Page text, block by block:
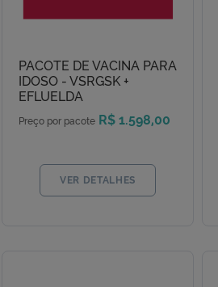
PACOTE DE VACINA PARA
IDOSO - VSRGSK +
EFLUELDA
Preço por pacote R$ 1.598,00
VER DETALHES